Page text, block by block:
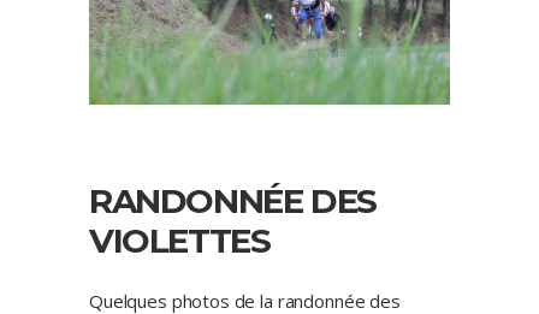
RANDONNÉE DES
VIOLETTES
Quelques photos de la randonnée des